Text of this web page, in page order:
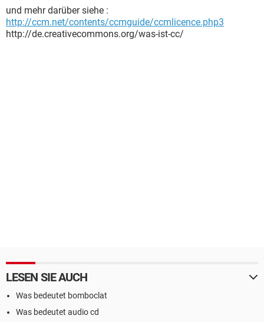
und mehr darüber siehe :
http://ccm.net/contents/ccmguide/ccmlicence.php3
http://de.creativecommons.org/was-ist-cc/
LESEN SIE AUCH
Was bedeutet bomboclat
Was bedeutet audio cd